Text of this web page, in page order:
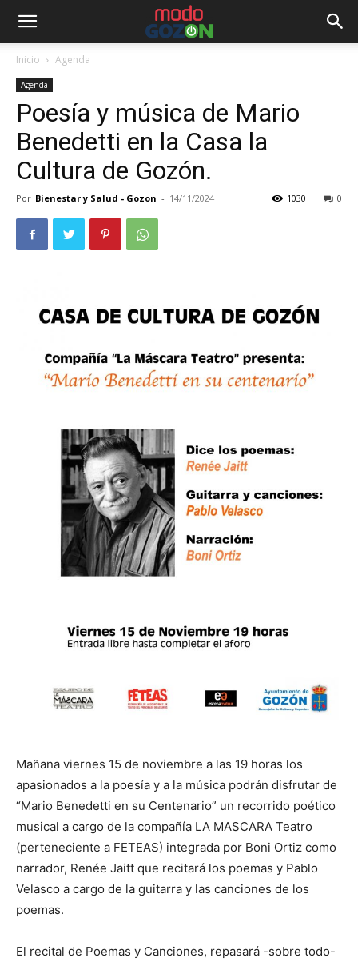
Inicio Agenda
Agenda
Poesía y música de Mario
Benedetti en la Casa la
Cultura de Gozón.
Por Bienestar y Salud - Gozon - 14/11/2024 0
1030
Mañana viernes 15 de noviembre a las 19 horas los
apasionados a la poesía y a la música podrán disfrutar de
“Mario Benedetti en su Centenario” un recorrido poético
musical a cargo de la compañía LA MASCARA Teatro
(perteneciente a FETEAS) integrada por Boni Ortiz como
narrador, Renée Jaitt que recitará los poemas y Pablo
Velasco a cargo de la guitarra y las canciones de los
poemas.
El recital de Poemas y Canciones, repasará -sobre todo-